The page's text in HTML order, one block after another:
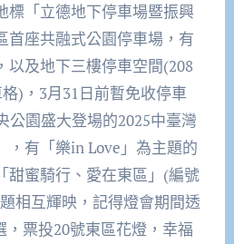
標「立德地下停車場暨振興
首座共融式公園停車場，有
以及地下三樓停車空間(208
)，3月31日前暫免收停車
公園盛大登場的2025中臺灣
，有「樂in Love」為主題的
甜蜜騎行、愛在東區」(編號
相互輝映，記得燈會期間透
，票投20號東區花燈，幸福